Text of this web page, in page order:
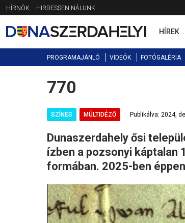
Jump
to
navigation
HÍRNÖK HIRDESSEN NÁLUNK
HÍREK
PROGRAMAJÁNLÓ VIDEÓK FOTÓGALÉRIA
Back
to
770
SZÍNES MÚLTIDÉZŐ Publikálva: 2024,
Dunaszerdahely ősi
ízben a pozsonyi káptalan
formában. 2025-ben